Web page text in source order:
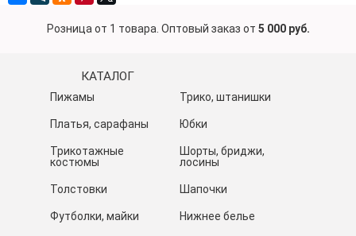
Розница от 1 товара. Оптовый заказ от 5 000 руб.
КАТАЛОГ
Пижамы
Платья, сарафаны
Трикотажные
костюмы
Толстовки
Футболки, майки
Трико, штанишки
Юбки
Шорты, бриджи,
лосины
Шапочки
Нижнее белье